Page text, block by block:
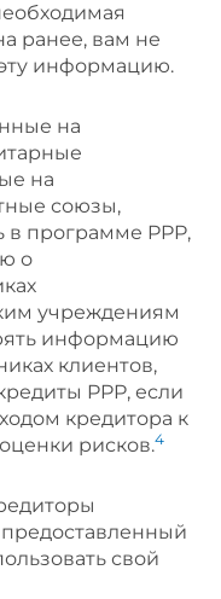
ранее, вам не
информацию.
на
на
союзы,
в программе PPP,
о
учреждениям
информацию
клиентов,
PPP, если
кредитора к
рисков.4
предоставленный
свой